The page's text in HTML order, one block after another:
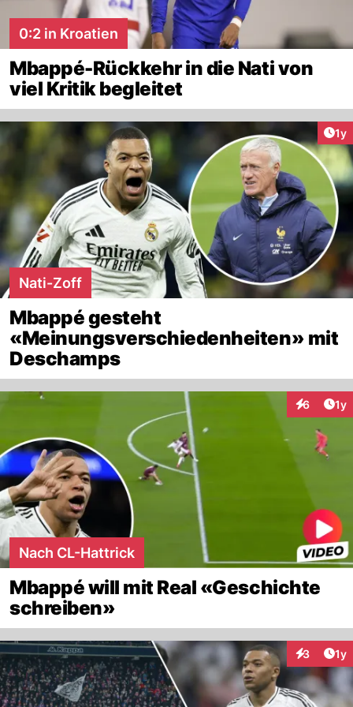
0:2 in Kroatien
Mbappé-Rückkehr in die Nati von
viel Kritik begleitet
1y
Nati-Zoff
Mbappé gesteht
«Meinungsverschiedenheiten» mit
Deschamps
6 1y
Nach CL-Hattrick
Mbappé will mit Real «Geschichte
schreiben»
3 1y